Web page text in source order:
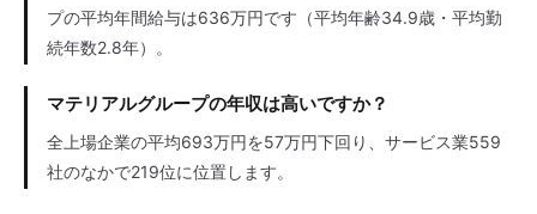
プの平均年間給与は636万円です（平均年齢34.9歳・平均勤
続年数2.8年）。
マテリアルグループの年収は高いですか？
全上場企業の平均693万円を57万円下回り、サービス業559
社のなかで219位に位置します。